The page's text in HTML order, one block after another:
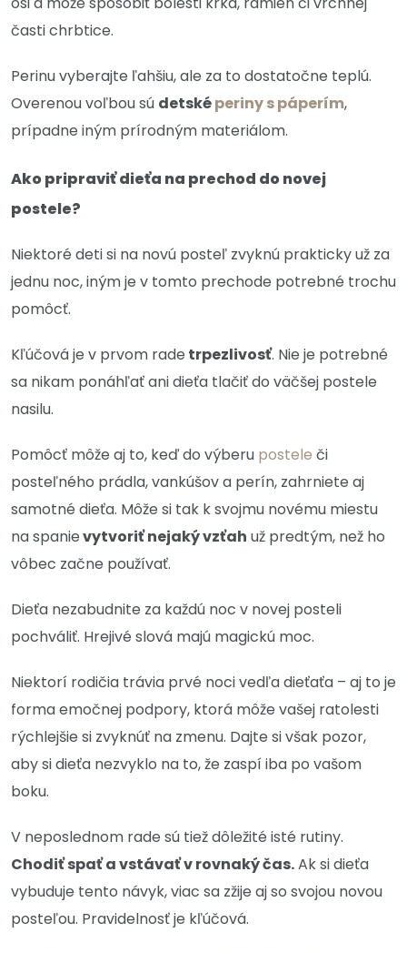
časti chrbtice.
Perinu vyberajte ľahšiu, ale za to dostatočne teplú.
Overenou voľbou sú detsképeriny s páperím,
prípadne iným prírodným materiálom.
Ako pripraviť dieťa na prechod do novej
postele?
Niektoré deti si na novú posteľ zvyknú prakticky už za
jednu noc, iným je v tomto prechode potrebné trochu
pomôcť.
Kľúčová je v prvom rade trpezlivosť. Nie je potrebné
sa nikam ponáhľať ani dieťa tlačiť do väčšej postele
nasilu.
Pomôcť môže aj to, keď do výberu postele či
posteľného prádla, vankúšov a perín, zahrniete aj
samotné dieťa. Môže si tak k svojmu novému miestu
na spanievytvoriť nejaký vzťah už predtým, než ho
vôbec začne používať.
Dieťa nezabudnite za každú noc v novej posteli
pochváliť. Hrejivé slová majú magickú moc.
Niektorí rodičia trávia prvé noci vedľa dieťaťa – aj to je
forma emočnej podpory, ktorá môže vašej ratolesti
rýchlejšie si zvyknúť na zmenu. Dajte si však pozor,
aby si dieťa nezvyklo na to, že zaspí iba po vašom
boku.
V neposlednom rade sú tiež dôležité isté rutiny.
Chodiť spať a vstávať v rovnaký čas.Ak si dieťa
vybuduje tento návyk, viac sa zžije aj so svojou novou
posteľou. Pravidelnosť je kľúčová.